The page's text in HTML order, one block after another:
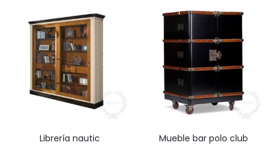
librería nautic
mueble bar polo club